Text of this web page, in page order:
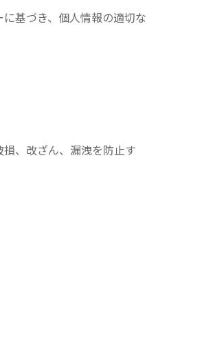
基づき、個人情報の適切な
、改ざん、漏洩を防止す